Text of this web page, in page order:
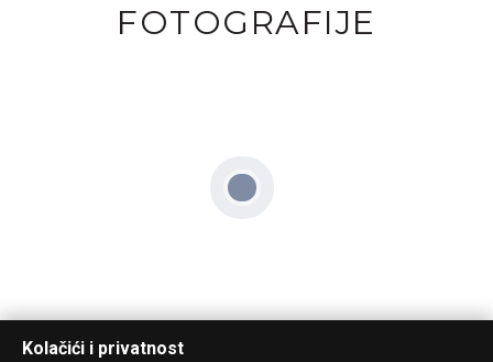
FOTOGRAFIJE
Kolačići i privatnost